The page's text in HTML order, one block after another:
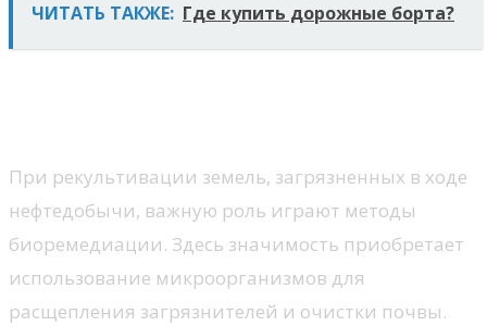
ЧИТАТЬ ТАКЖЕ: Где купить дорожные борта?
При рекультивации земель, загрязненных в ходе
нефтедобычи, важную роль играют методы
биоремедиации. Здесь значимость приобретает
использование микроорганизмов для
расщепления загрязнителей и очистки почвы.